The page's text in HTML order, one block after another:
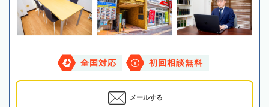
全国対応 初回相談無料
メールする